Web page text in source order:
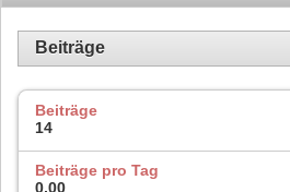
Beiträge
Beiträge
14
Beiträge pro Tag
0,00